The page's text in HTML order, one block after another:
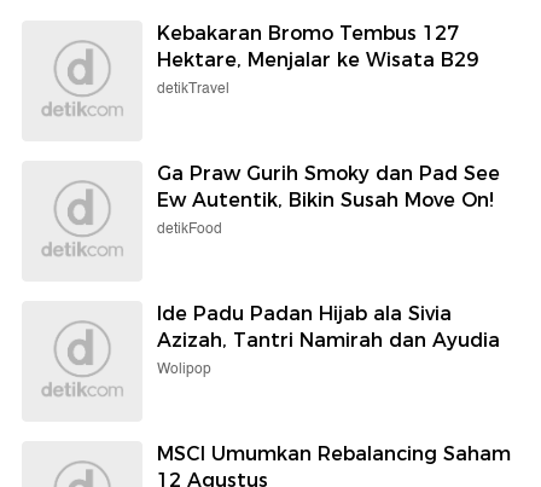
Kebakaran Bromo Tembus 127
Hektare, Menjalar ke Wisata B29
detikTravel
Ga Praw Gurih Smoky dan Pad See
Ew Autentik, Bikin Susah Move On!
detikFood
Ide Padu Padan Hijab ala Sivia
Azizah, Tantri Namirah dan Ayudia
Wolipop
MSCI Umumkan Rebalancing Saham
12 Agustus